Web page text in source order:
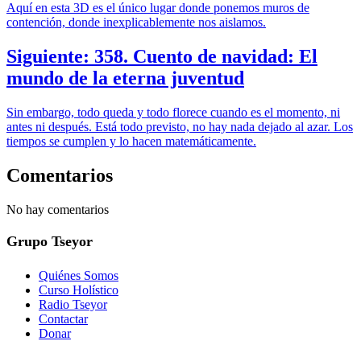
Aquí en esta 3D es el único lugar donde ponemos muros de
contención, donde inexplicablemente nos aislamos.
Siguiente: 358. Cuento de navidad: El
mundo de la eterna juventud
Sin embargo, todo queda y todo florece cuando es el momento, ni
antes ni después. Está todo previsto, no hay nada dejado al azar. Los
tiempos se cumplen y lo hacen matemáticamente.
Comentarios
No hay comentarios
Grupo Tseyor
Quiénes Somos
Curso Holístico
Radio Tseyor
Contactar
Donar